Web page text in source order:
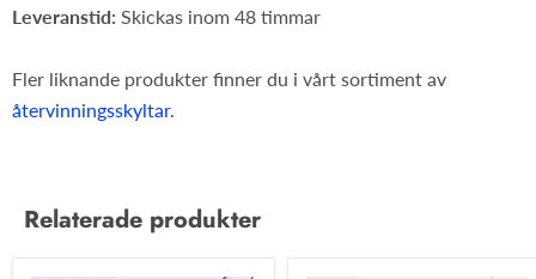
Leveranstid: Skickas inom 48 timmar
Fler liknande produkter finner du i vårt sortiment av
återvinningsskyltar.
Relaterade produkter